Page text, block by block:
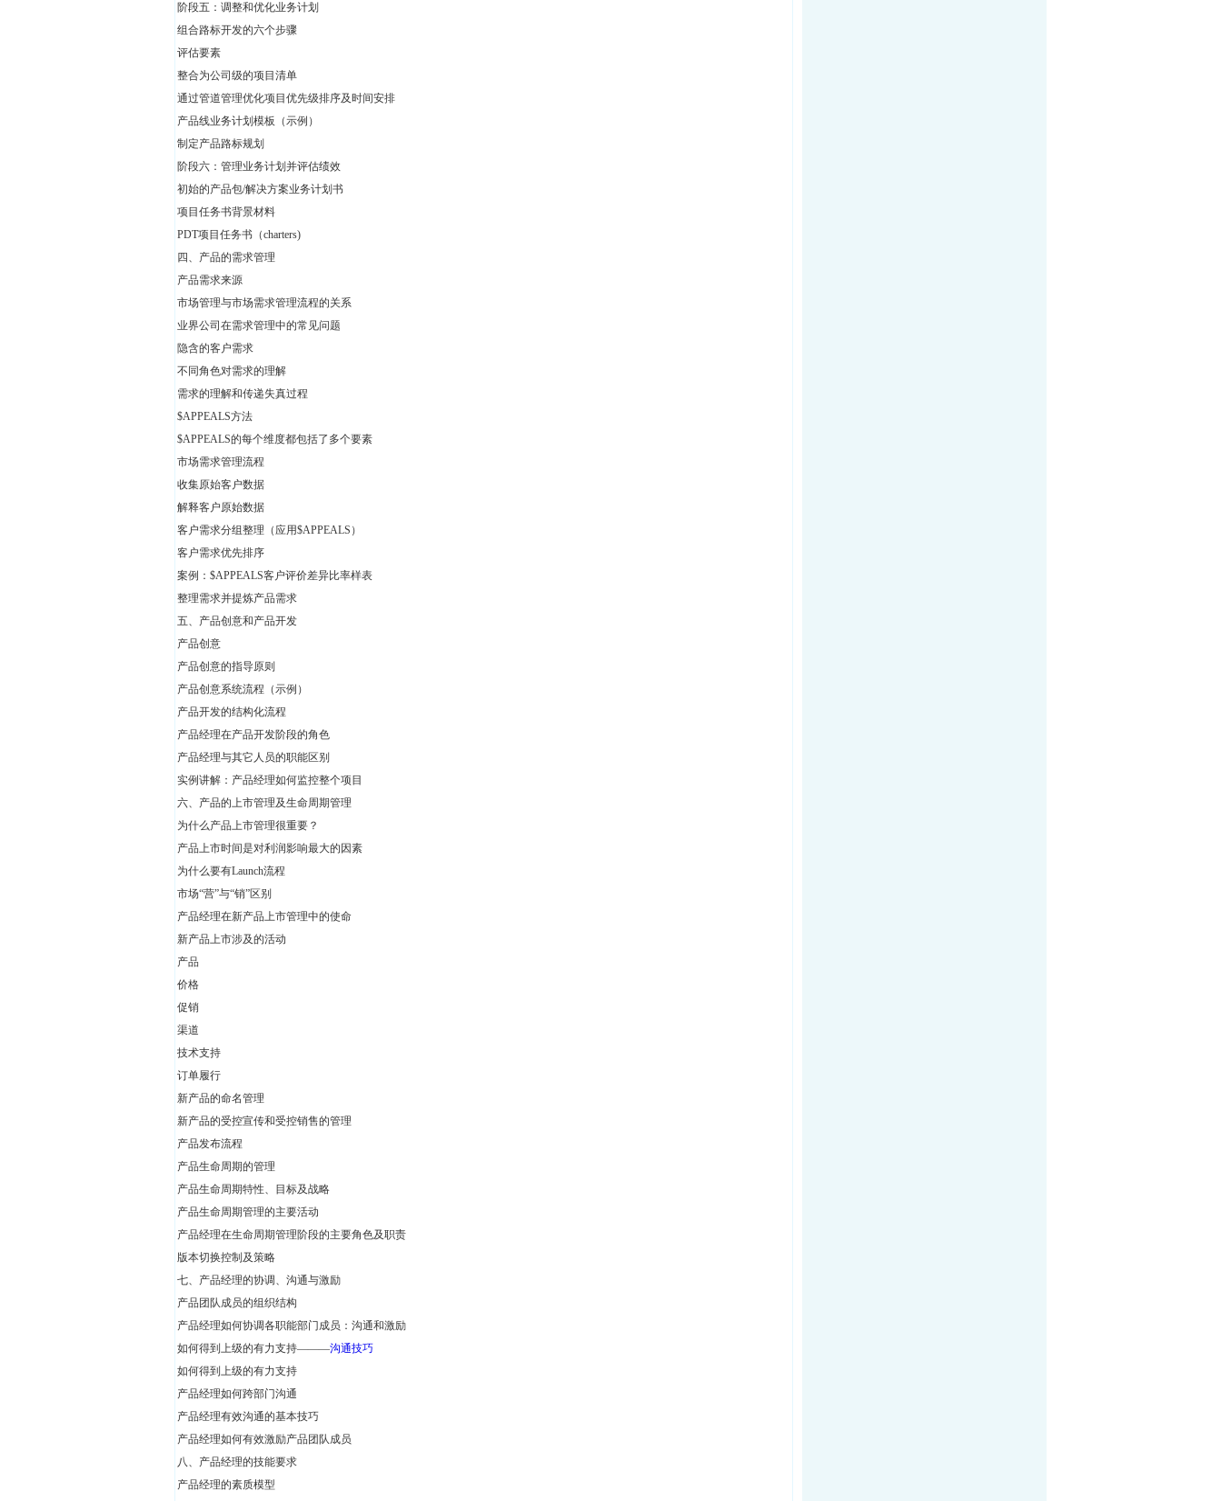
阶段五：调整和优化业务计划
组合路标开发的六个步骤
评估要素
整合为公司级的项目清单
通过管道管理优化项目优先级排序及时间安排
产品线业务计划模板（示例）
制定产品路标规划
阶段六：管理业务计划并评估绩效
初始的产品包/解决方案业务计划书
项目任务书背景材料
PDT项目任务书（charters)
四、产品的需求管理
产品需求来源
市场管理与市场需求管理流程的关系
业界公司在需求管理中的常见问题
隐含的客户需求
不同角色对需求的理解
需求的理解和传递失真过程
$APPEALS方法
$APPEALS的每个维度都包括了多个要素
市场需求管理流程
收集原始客户数据
解释客户原始数据
客户需求分组整理（应用$APPEALS）
客户需求优先排序
案例：$APPEALS客户评价差异比率样表
整理需求并提炼产品需求
五、产品创意和产品开发
产品创意
产品创意的指导原则
产品创意系统流程（示例）
产品开发的结构化流程
产品经理在产品开发阶段的角色
产品经理与其它人员的职能区别
实例讲解：产品经理如何监控整个项目
六、产品的上市管理及生命周期管理
为什么产品上市管理很重要？
产品上市时间是对利润影响最大的因素
为什么要有Launch流程
市场“营”与“销”区别
产品经理在新产品上市管理中的使命
新产品上市涉及的活动
产品
价格
促销
渠道
技术支持
订单履行
新产品的命名管理
新产品的受控宣传和受控销售的管理
产品发布流程
产品生命周期的管理
产品生命周期特性、目标及战略
产品生命周期管理的主要活动
产品经理在生命周期管理阶段的主要角色及职责
版本切换控制及策略
七、产品经理的协调、沟通与激励
产品团队成员的组织结构
产品经理如何协调各职能部门成员：沟通和激励
如何得到上级的有力支持―――沟通技巧
如何得到上级的有力支持
产品经理如何跨部门沟通
产品经理有效沟通的基本技巧
产品经理如何有效激励产品团队成员
八、产品经理的技能要求
产品经理的素质模型